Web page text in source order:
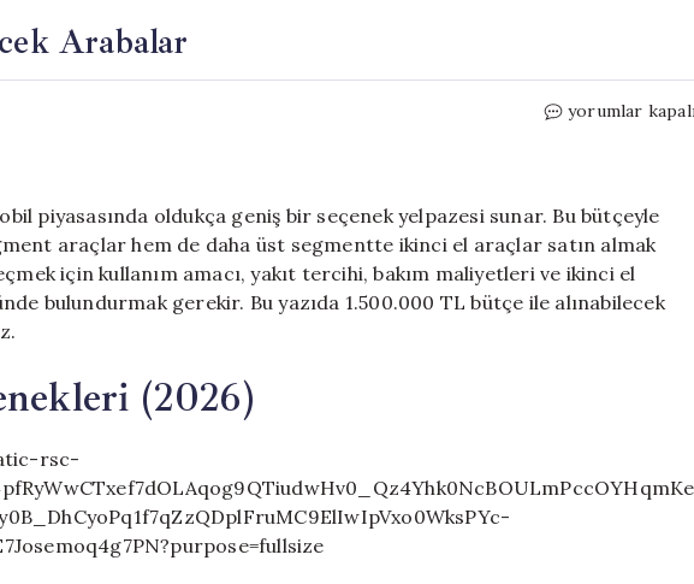
Arabalar
1,5
için
yorumlar
piyasasında oldukça geniş bir seçenek yelpazesi sunar. Bu bütçeyle
araçlar hem de daha üst segmentte ikinci el araçlar satın almak
için kullanım amacı, yakıt tercihi, bakım maliyetleri ve ikinci el
bulundurmak gerekir. Bu yazıda 1.500.000 TL bütçe ile alınabilecek
(2026)